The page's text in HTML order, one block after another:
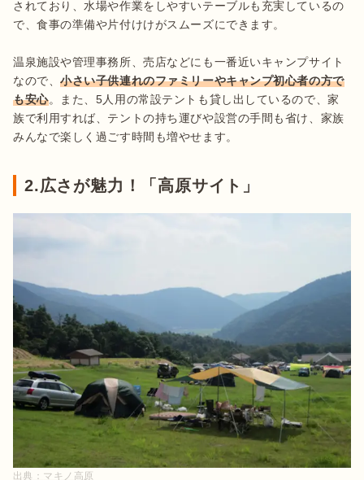
されており、水場や作業をしやすいテーブルも充実しているの
で、食事の準備や片付けけがスムーズにできます。
温泉施設や管理事務所、売店などにも一番近いキャンプサイト
なので、小さい子供連れのファミリーやキャンプ初心者の方で
も安心。また、5人用の常設テントも貸し出しているので、家
族で利用すれば、テントの持ち運びや設営の手間も省け、家族
みんなで楽しく過ごす時間も増やせます。
2.広さが魅力！「高原サイト」
出典： マキノ高原